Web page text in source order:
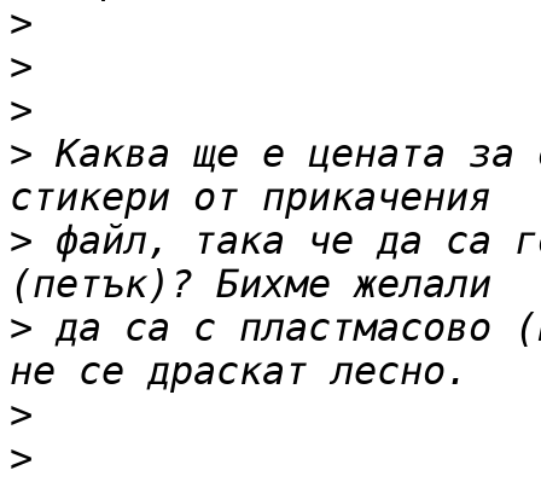
>
>
>
> Каква ще е цената за
> файл, така че да са
> да са с пластмасово
>
>